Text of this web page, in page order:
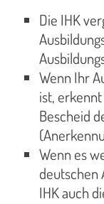
Die IHK
Wenn Ihr
ist,
Bescheid
Wenn es
deutschen
IHK auch